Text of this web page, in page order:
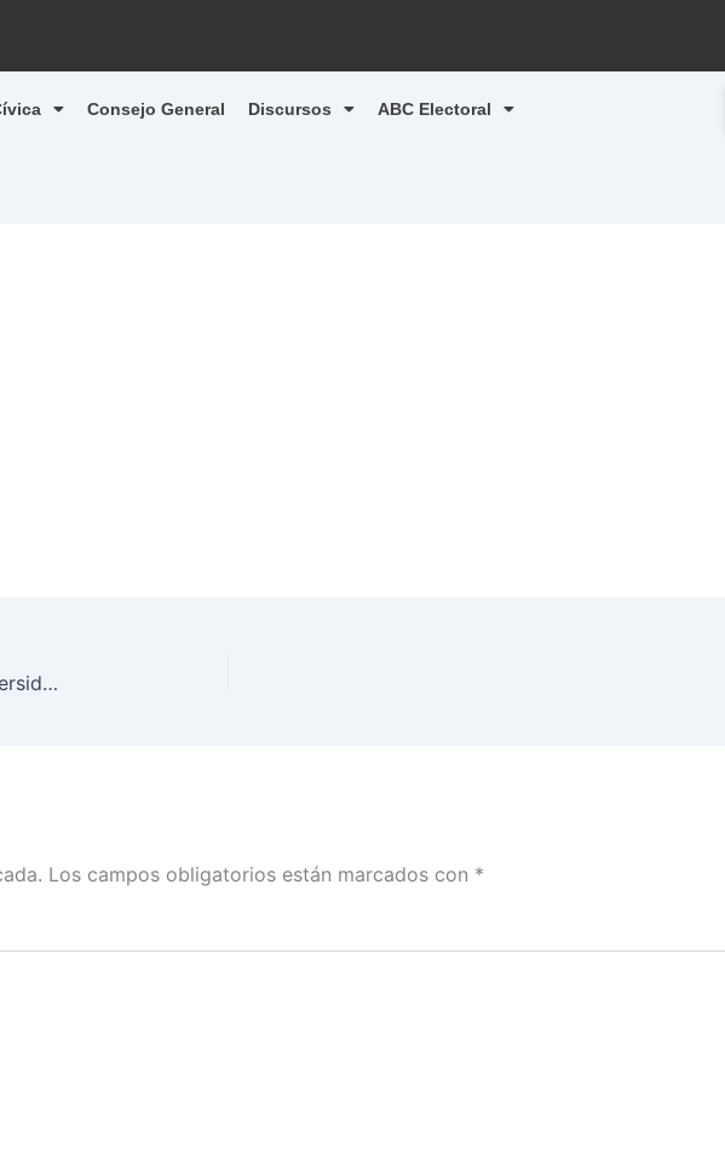
Consejo General Discursos ABC Electoral
Formalizan INE y UNAM programa académico en universidades con el tema de la democracia en el siglo XXI
Los campos obligatorios están marcados con *